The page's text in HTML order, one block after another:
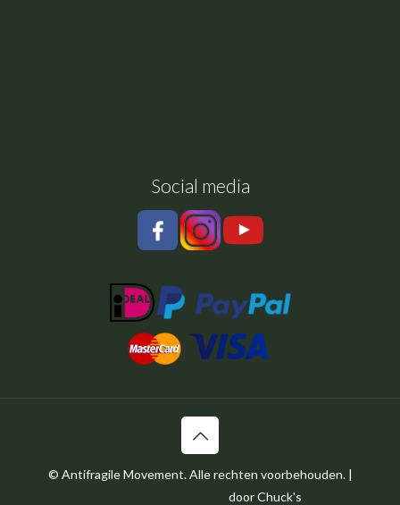
Social media
© Antifragile Movement. Alle rechten voorbehouden. |
door Chuck's